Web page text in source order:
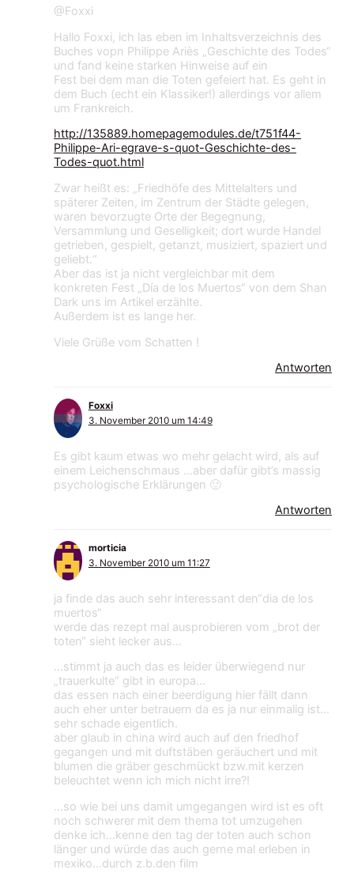
@Foxxi
Hallo Foxxi, ich las eben im Inhaltsverzeichnis des
Buches vopn Philippe Ariès „Geschichte des Todes“
und fand keine starken Hinweise auf ein
Fest bei dem man die Toten gefeiert hat. Es geht in
dem Buch (echt ein Klassiker!) allerdings vor allem
um Frankreich.
http://135889.homepagemodules.de/t751f44-
Philippe-Ari-egrave-s-quot-Geschichte-des-
Todes-quot.html
Zwar heißt es: „Friedhöfe des Mittelalters und
späterer Zeiten, im Zentrum der Städte gelegen,
waren bevorzugte Orte der Begegnung,
Versammlung und Geselligkeit; dort wurde Handel
getrieben, gespielt, getanzt, musiziert, spaziert und
geliebt.“
Aber das ist ja nicht vergleichbar mit dem
konkreten Fest „Día de los Muertos“ von dem Shan
Dark uns im Artikel erzählte.
Außerdem ist es lange her.
Viele Grüße vom Schatten !
Antworten
Foxxi
3. November 2010 um 14:49
Es gibt kaum etwas wo mehr gelacht wird, als auf
einem Leichenschmaus …aber dafür gibt’s massig
psychologische Erklärungen 🙂
Antworten
morticia
3. November 2010 um 11:27
ja finde das auch sehr interessant den“dia de los
muertos“
werde das rezept mal ausprobieren vom „brot der
toten“ sieht lecker aus…
…stimmt ja auch das es leider überwiegend nur
„trauerkulte“ gibt in europa…
das essen nach einer beerdigung hier fällt dann
auch eher unter betrauern da es ja nur einmalig ist…
sehr schade eigentlich.
aber glaub in china wird auch auf den friedhof
gegangen und mit duftstäben geräuchert und mit
blumen die gräber geschmückt bzw.mit kerzen
beleuchtet wenn ich mich nicht irre?!
…so wie bei uns damit umgegangen wird ist es oft
noch schwerer mit dem thema tot umzugehen
denke ich…kenne den tag der toten auch schon
länger und würde das auch gerne mal erleben in
mexiko…durch z.b.den film